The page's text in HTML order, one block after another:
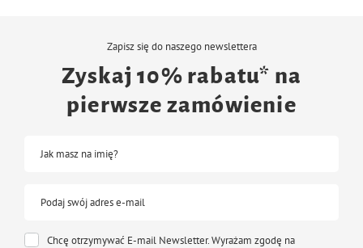
Zapisz się do naszego newslettera
Zyskaj 10% rabatu* na
pierwsze zamówienie
Jak masz na imię?
Podaj swój adres e-mail
Chcę otrzymywać E-mail Newsletter. Wyrażam zgodę na